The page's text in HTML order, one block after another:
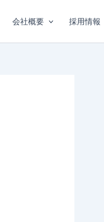
会社概要 採用情報